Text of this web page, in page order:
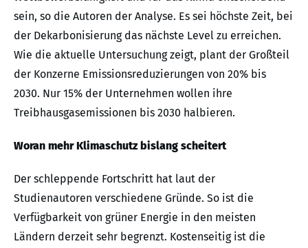
sein, so die Autoren der Analyse. Es sei höchste Zeit, bei
der Dekarbonisierung das nächste Level zu erreichen.
Wie die aktuelle Untersuchung zeigt, plant der Großteil
der Konzerne Emissionsreduzierungen von 20% bis
2030. Nur 15% der Unternehmen wollen ihre
Treibhausgasemissionen bis 2030 halbieren.
Woran mehr Klimaschutz bislang scheitert
Der schleppende Fortschritt hat laut der
Studienautoren verschiedene Gründe. So ist die
Verfügbarkeit von grüner Energie in den meisten
Ländern derzeit sehr begrenzt. Kostenseitig ist die